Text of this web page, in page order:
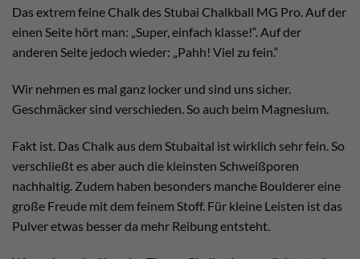
Das extrem feine Chalk des Stubai Chalkball MG Pro. Auf der
einen Seite hört man: „Super, einfach klasse!“. Auf der
anderen Seite jedoch wieder: „Pahh! Viel zu fein.“
Wir nehmen es mal ganz locker und sind uns sicher.
Geschmäcker sind verschieden. So auch beim Magnesium.
Fakt ist. Das Chalk aus dem Stubaital ist wirklich sehr fein. So
verschließt es aber auch die kleinsten Schweißporen
nachhaltig. Zudem haben besonders manche Boulderer eine
große Freude mit dem feinem Stoff. Für kleine Leisten ist das
Pulver etwas besser da mehr Reibung entsteht.